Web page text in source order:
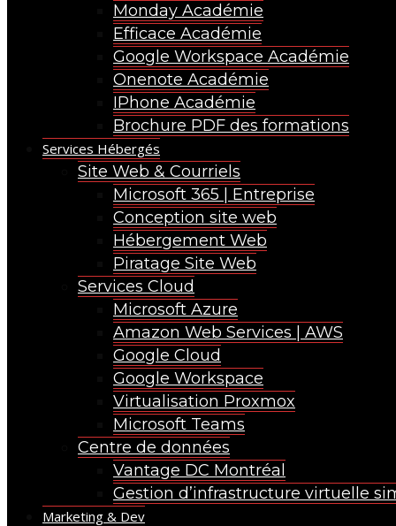
Monday Académie
Efficace Académie
Google Workspace Académie
Onenote Académie
IPhone Académie
Brochure PDF des formations
Services Hébergés
Site Web & Courriels
Microsoft 365 | Entreprise
Conception site web
Hébergement Web
Piratage Site Web
Services Cloud
Microsoft Azure
Amazon Web Services | AWS
Google Cloud
Google Workspace
Virtualisation Proxmox
Microsoft Teams
Centre de données
Vantage DC Montréal
Gestion d’infrastructure virtuelle
Marketing & Dev